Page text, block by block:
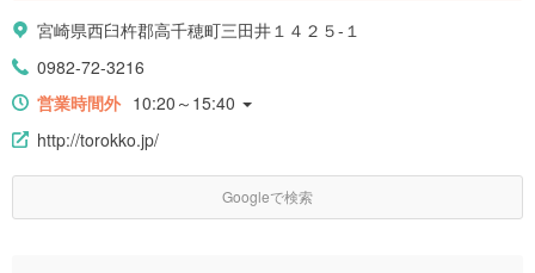
宮崎県西臼杵郡高千穂町三田井１４２５-１
0982-72-3216
営業時間外 10:20～15:40
http://torokko.jp/
Googleで検索